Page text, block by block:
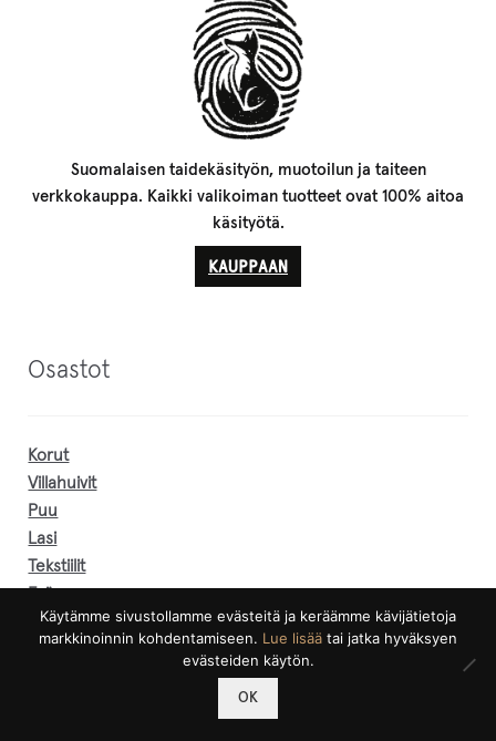
Suomalaisen taidekäsityön, muotoilun ja taiteen
verkkokauppa. Kaikki valikoiman tuotteet ovat 100% aitoa
käsityötä.
KAUPPAAN
Osastot
Korut
Villahuivit
Puu
Lasi
Tekstiilit
Erä
Taide
Pieksut ja asusteet
Käytämme sivustollamme evästeitä ja keräämme kävijätietoja
markkinoinnin kohdentamiseen. Lue lisää tai jatka hyväksyen
evästeiden käytön.
OK